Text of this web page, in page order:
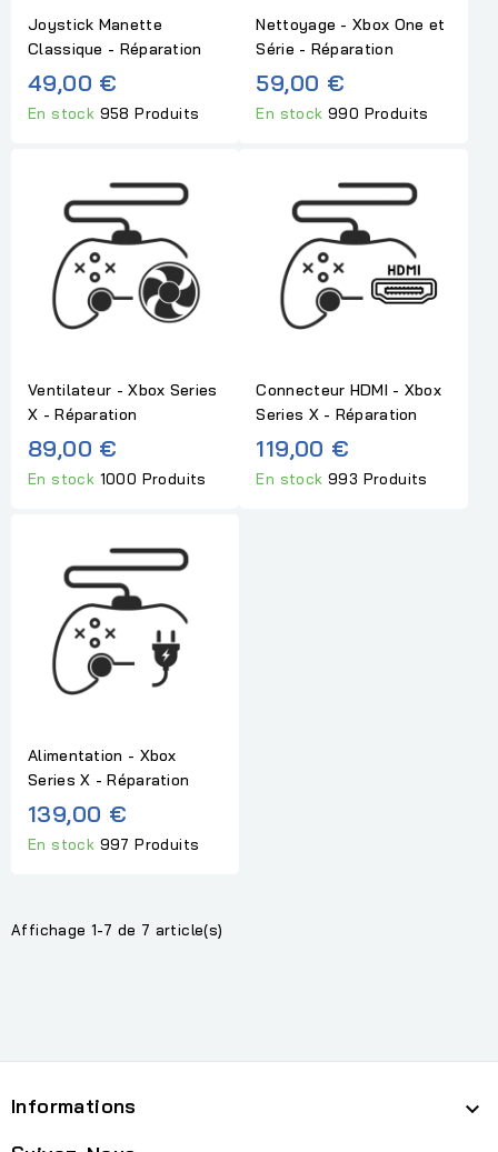
Joystick Manette
Classique - Réparation
49,00 €
En stock 958 Produits
Nettoyage - Xbox One et
Série - Réparation
59,00 €
En stock990 Produits
Ventilateur - Xbox Series
X - Réparation
89,00 €
En stock 1000 Produits
Connecteur HDMI - Xbox
Series X - Réparation
119,00 €
En stock993 Produits
Alimentation - Xbox
Series X - Réparation
139,00 €
En stock 997 Produits
Affichage 1-7 de 7 article(s)
Informations 